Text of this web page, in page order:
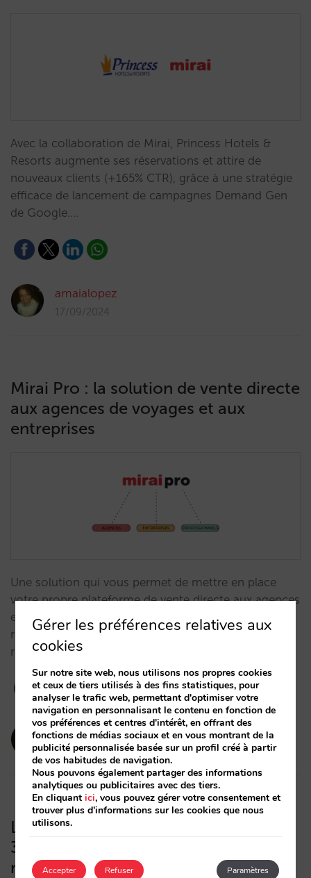
Avec la collaboration de Mirai, Princess Hotels &
Resorts augmente ses réservations et attire de
nouveaux clients (+165% CTR), grâce à une stratégie
efficace de lancement de campagnes Demand Gen
de Google.…
amaialopez
17/09/2024
Mirai Pro : la solution de vente directe
aux agences de voyages et aux
entreprises
Une solution qui vous permet de mettre en place
votre propre plateforme de vente directe aux agences
et aux entreprises, en maximisant vos marges et en
réalisant une distribution plus efficace et plus
rentable.…
amaialopez
12/06/2024
L’application du DMA fait chuter de
30% le nombre de clics et de
réservations sur Google Hotel Ads
Gérer les préférences relatives aux
cookies
Sur notre site web, nous utilisons nos propres cookies
et ceux de tiers utilisés à des fins statistiques, pour
analyser le trafic web, permettant d'optimiser votre
navigation en personnalisant le contenu en fonction de
vos préférences et centres d'intérêt, en offrant des
fonctions de médias sociaux et en vous montrant de la
publicité personnalisée basée sur un profil créé à partir
de vos habitudes de navigation.
Nous pouvons également partager des informations
analytiques ou publicitaires avec des tiers.
En cliquantici, vous pouvez gérer votre consentement et
trouver plus d'informations sur les cookies que nous
utilisons.
Accepter Paramètres
Refuser